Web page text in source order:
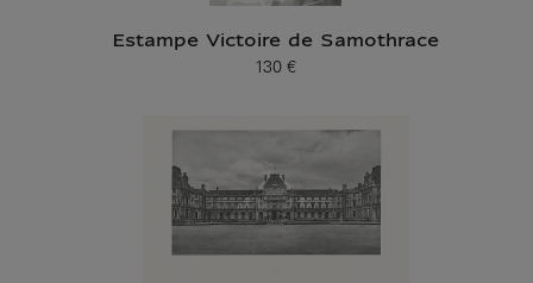
Estampe Victoire de Samothrace
Prix ​​actuel
130 €